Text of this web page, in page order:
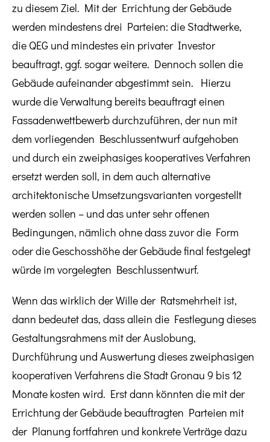
zu diesem Ziel. Mit der Errichtung der Gebäude
werden mindestens drei Parteien: die Stadtwerke,
die QEG und mindestes ein privater Investor
beauftragt, ggf. sogar weitere. Dennoch sollen die
Gebäude aufeinander abgestimmt sein. Hierzu
wurde die Verwaltung bereits beauftragt einen
Fassadenwettbewerb durchzuführen, der nun mit
dem vorliegenden Beschlussentwurf aufgehoben
und durch ein zweiphasiges kooperatives Verfahren
ersetzt werden soll, in dem auch alternative
architektonische Umsetzungsvarianten vorgestellt
werden sollen – und das unter sehr offenen
Bedingungen, nämlich ohne dass zuvor die Form
oder die Geschosshöhe der Gebäude final festgelegt
würde im vorgelegten Beschlussentwurf.
Wenn das wirklich der Wille der Ratsmehrheit ist,
dann bedeutet das, dass allein die Festlegung dieses
Gestaltungsrahmens mit der Auslobung,
Durchführung und Auswertung dieses zweiphasigen
kooperativen Verfahrens die Stadt Gronau 9 bis 12
Monate kosten wird. Erst dann könnten die mit der
Errichtung der Gebäude beauftragten Parteien mit
der Planung fortfahren und konkrete Verträge dazu